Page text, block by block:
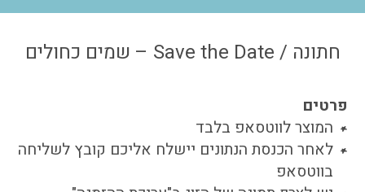
חתונה / Save the Date – שמים כחולים
פרטים
המוצר לווטסאפ בלבד
לאחר הכנסת הנתונים יישלח אליכם קובץ לשליחה
בווטסאפ